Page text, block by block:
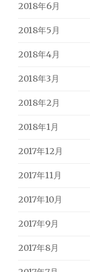
2018年6月
2018年5月
2018年4月
2018年3月
2018年2月
2018年1月
2017年12月
2017年11月
2017年10月
2017年9月
2017年8月